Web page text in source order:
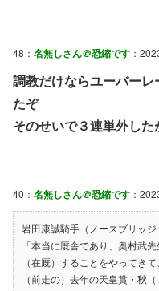
48： 名無しさん＠恐縮です ：
調教だけならユーバー
たぞ
そのせいで３連単外した
40： 名無しさん＠恐縮です ：
岩田康誠騎手（ノースブリッジ
「本当に厩舎であり、奥村武
（在厩）することをやってき
（前走の）去年の天皇賞・秋